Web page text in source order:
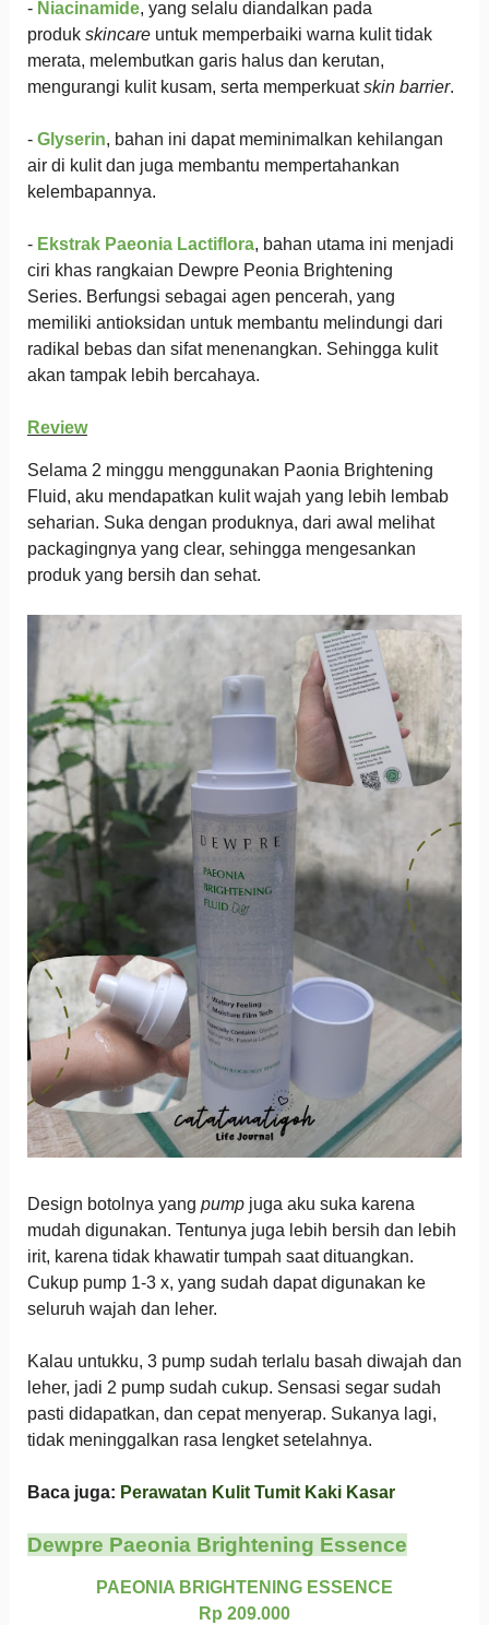
- Niacinamide, yang selalu diandalkan pada
produk skincareuntuk memperbaiki warna kulit tidak
merata, melembutkan garis halus dan kerutan,
mengurangi kulit kusam, serta memperkuatskin barrier.
- Glyserin, bahan ini dapat meminimalkan kehilangan
air di kulit dan juga membantu mempertahankan
kelembapannya.
- Ekstrak Paeonia Lactiflora, bahan utama ini menjadi
ciri khas rangkaian Dewpre Peonia Brightening
Series. Berfungsi sebagai agen pencerah, yang
memiliki antioksidan untuk membantu melindungi dari
radikal bebas dan sifat menenangkan. Sehingga kulit
akan tampak lebih bercahaya.
Review
Selama 2 minggu menggunakan Paonia Brightening
Fluid, aku mendapatkan kulit wajah yang lebih lembab
seharian. Suka dengan produknya, dari awal melihat
packagingnya yang clear, sehingga mengesankan
produk yang bersih dan sehat.
Design botolnya yang pump juga aku suka karena
mudah digunakan. Tentunya juga lebih bersih dan lebih
irit, karena tidak khawatir tumpah saat dituangkan.
Cukup pump 1-3 x, yang sudah dapat digunakan ke
seluruh wajah dan leher.
Kalau untukku, 3 pump sudah terlalu basah diwajah dan
leher, jadi 2 pump sudah cukup. Sensasi segar sudah
pasti didapatkan, dan cepat menyerap. Sukanya lagi,
tidak meninggalkan rasa lengket setelahnya.
Baca juga: Perawatan Kulit Tumit Kaki Kasar
Dewpre Paeonia Brightening Essence
PAEONIA BRIGHTENING ESSENCE
Rp 209.000